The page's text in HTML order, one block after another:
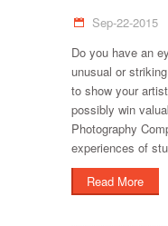
Sep-22-2015
Do you have an
unusual or
to show your
possibly win
Photography
experiences of
Read More